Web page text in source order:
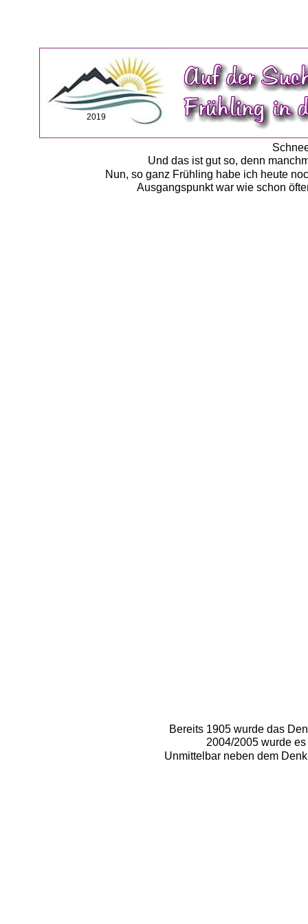
Und das ist gut so, denn
Nun, so ganz Frühling habe ich heute
Ausgangspunkt war wie schon
2019
Bereits 1905 wurde das
2004/2005 wurde
Unmittelbar neben dem